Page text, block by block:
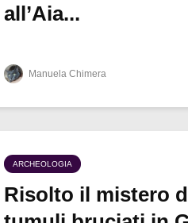
all’Aia...
Manuela Chimera
ARCHEOLOGIA
Risolto il mistero